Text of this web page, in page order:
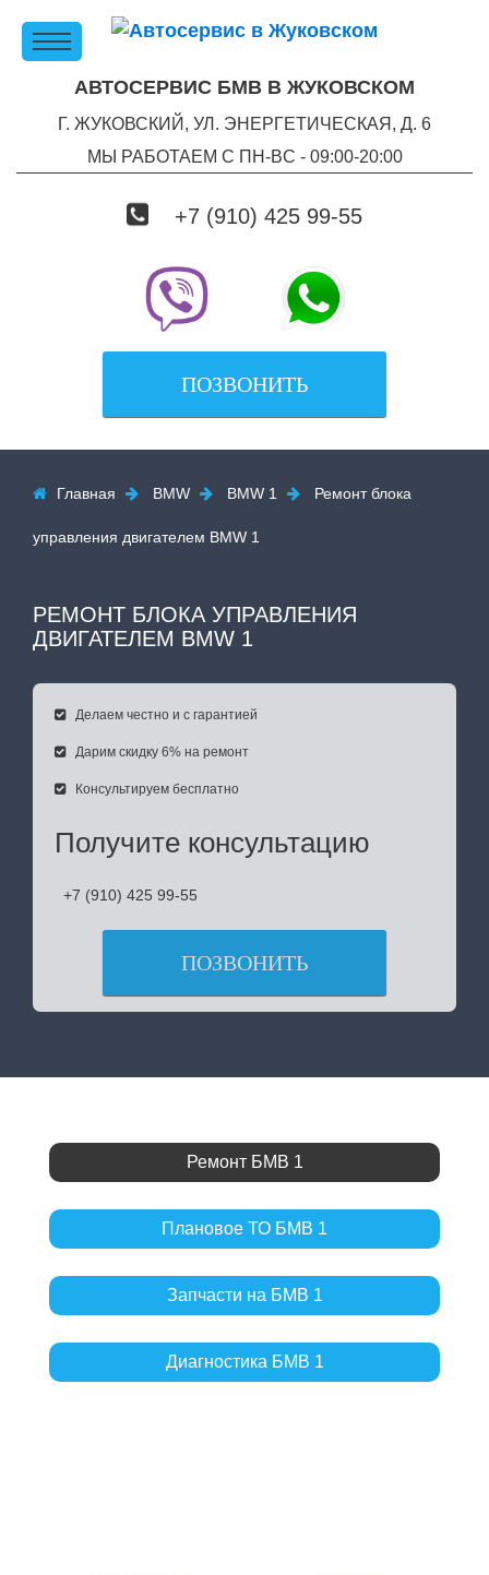
АВТОСЕРВИС БМВ В ЖУКОВСКОМ
Г. ЖУКОВСКИЙ, УЛ. ЭНЕРГЕТИЧЕСКАЯ, Д. 6
МЫ РАБОТАЕМ С ПН-ВC - 09:00-20:00
+7 (910) 425 99-55
ПОЗВОНИТЬ
 Главная  BMW  BMW 1  Ремонт блока
управления двигателем BMW 1
РЕМОНТ БЛОКА УПРАВЛЕНИЯ
ДВИГАТЕЛЕМ BMW 1
 Делаем честно и с гарантией
 Дарим скидку 6% на ремонт
 Консультируем бесплатно
Получите консультацию
+7 (910) 425 99-55
ПОЗВОНИТЬ
Ремонт БМВ 1
Плановое ТО БМВ 1
Запчасти на БМВ 1
Диагностика БМВ 1